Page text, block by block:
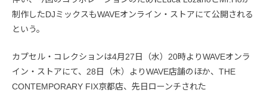
制作したDJミックスもWAVEオンライン・ストアにて公開される
という。
カプセル・コレクションは4月27日（水）20時よりWAVEオンラ
イン・ストアにて、28日（木）よりWAVE店舗のほか、THE
CONTEMPORARY FIX京都店、先日ローンチされた